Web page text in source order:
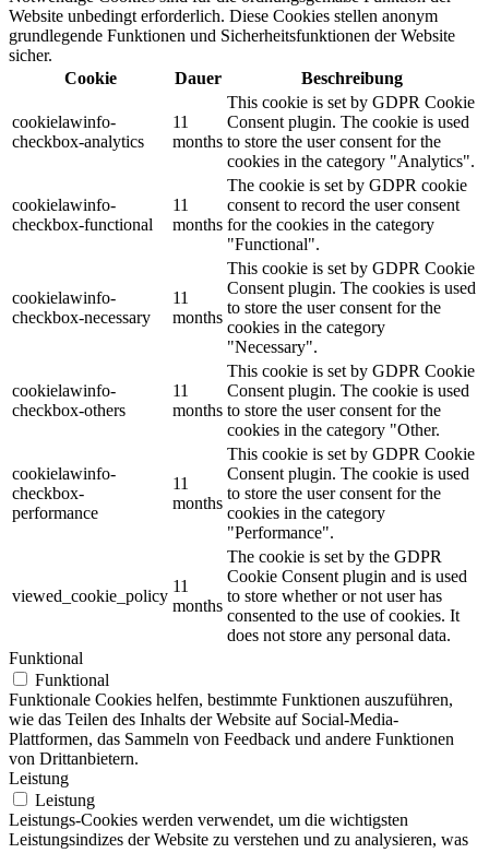
Website unbedingt erforderlich. Diese Cookies stellen anonym
grundlegende Funktionen und Sicherheitsfunktionen der Website
sicher.
Cookie
Dauer Beschreibung
cookielawinfo-
checkbox-analytics
11
months
This cookie is set by GDPR Cookie
Consent plugin. The cookie is used
to store the user consent for the
cookies in the category "Analytics".
cookielawinfo-
checkbox-functional
11
months
The cookie is set by GDPR cookie
consent to record the user consent
for the cookies in the category
"Functional".
cookielawinfo-
checkbox-necessary
11
months
This cookie is set by GDPR Cookie
Consent plugin. The cookies is used
to store the user consent for the
cookies in the category
"Necessary".
cookielawinfo-
checkbox-others
11
months
This cookie is set by GDPR Cookie
Consent plugin. The cookie is used
to store the user consent for the
cookies in the category "Other.
cookielawinfo-
checkbox-
performance
11
months
This cookie is set by GDPR Cookie
Consent plugin. The cookie is used
to store the user consent for the
cookies in the category
"Performance".
viewed_cookie_policy
11
months
The cookie is set by the GDPR
Cookie Consent plugin and is used
to store whether or not user has
consented to the use of cookies. It
does not store any personal data.
Funktional
Funktional
Funktionale Cookies helfen, bestimmte Funktionen auszuführen,
wie das Teilen des Inhalts der Website auf Social-Media-
Plattformen, das Sammeln von Feedback und andere Funktionen
von Drittanbietern.
Leistung
Leistung
Leistungs-Cookies werden verwendet, um die wichtigsten
Leistungsindizes der Website zu verstehen und zu analysieren, was